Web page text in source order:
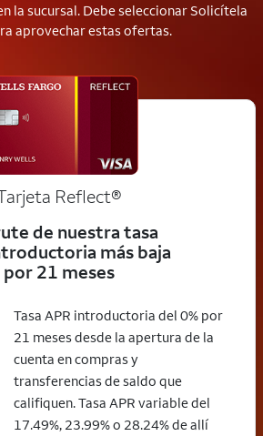
la sucursal. Debe seleccionar Solicítela
aprovechar estas ofertas.
Reflect®
de nuestra tasa
más baja
por 21 meses
Tasa APR introductoria del 0% por
21 meses desde la apertura de la
cuenta en compras y
transferencias de saldo que
califiquen. Tasa APR variable del
17.49%, 23.99% o 28.24% de allí